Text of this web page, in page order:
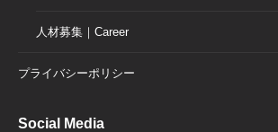
人材募集｜Career
プライバシーポリシー
Social Media